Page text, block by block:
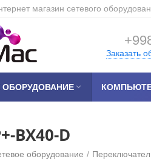
магазин сетевого
Заказать
ОБОРУДОВАНИЕ 
BX40-D
оборудование /